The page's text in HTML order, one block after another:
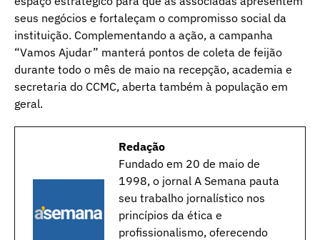
seus negócios e fortaleçam o compromisso social da
instituição. Complementando a ação, a campanha
“Vamos Ajudar” manterá pontos de coleta de feijão
durante todo o mês de maio na recepção, academia e
secretaria do CCMC, aberta também à população em
geral.
Redação
Fundado em 20 de maio de
1998, o jornal A Semana pauta
seu trabalho jornalístico nos
princípios da ética e
profissionalismo, oferecendo